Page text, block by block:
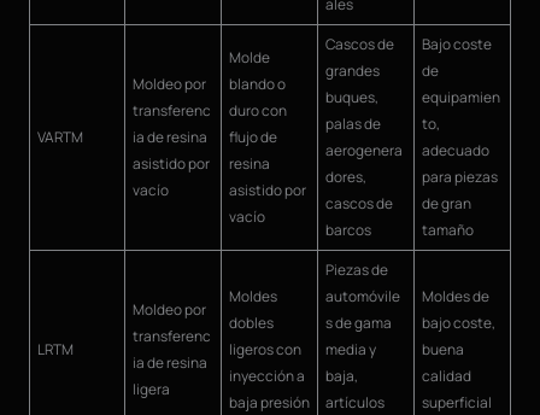
ales
VARTM
Moldeo por
transferenc
ia de resina
asistido por
vacío
Molde
blando o
duro con
flujo de
resina
asistido por
vacío
Cascos de
grandes
buques,
palas de
aerogenera
dores,
cascos de
barcos
Bajo coste
de
equipamien
to,
adecuado
para piezas
de gran
tamaño
LRTM
Moldeo por
transferenc
ia de resina
ligera
Moldes
dobles
ligeros con
inyección a
baja presión
Piezas de
automóvile
s de gama
media y
baja,
artículos
Moldes de
bajo coste,
buena
calidad
superficial